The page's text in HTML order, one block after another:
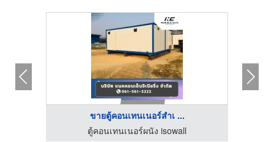
ขายตู้คอนเทนเนอร์สำเ ...
ตู้คอนเทนเนอร์ผนัง isowall